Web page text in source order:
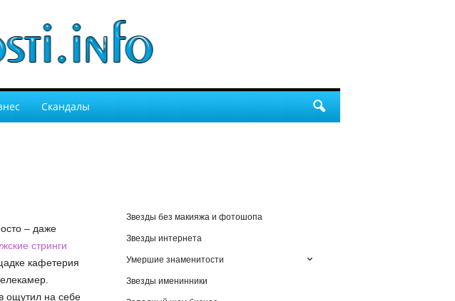
Скандалы
– даже
стринги
кафетерия
ощутил на себе
Звезды без макияжа и фотошопа
Звезды интернета
Умершие знаменитости
Звезды именинники